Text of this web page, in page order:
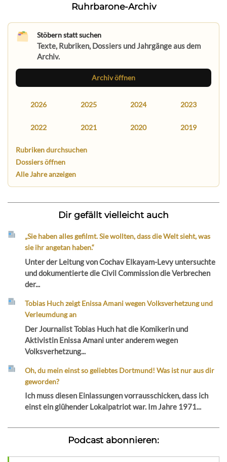
Ruhrbarone-Archiv
Stöbern statt suchen
Texte, Rubriken, Dossiers und Jahrgänge aus dem
Archiv.
Archiv öffnen
2026 2025 2024 2023
2022 2021 2020 2019
Rubriken durchsuchen
Dossiers öffnen
Alle Jahre anzeigen
Dir gefällt vielleicht auch
„Sie haben alles gefilmt. Sie wollten, dass die Welt sieht, was
sie ihr angetan haben.“
Unter der Leitung von Cochav Elkayam-Levy untersuchte
und dokumentierte die Civil Commission die Verbrechen
der...
Tobias Huch zeigt Enissa Amani wegen Volksverhetzung und
Verleumdung an
Der Journalist Tobias Huch hat die Komikerin und
Aktivistin Enissa Amani unter anderem wegen
Volksverhetzung...
Oh, du mein einst so geliebtes Dortmund! Was ist nur aus dir
geworden?
Ich muss diesen Einlassungen vorrausschicken, dass ich
einst ein glühender Lokalpatriot war. Im Jahre 1971...
Podcast abonnieren: